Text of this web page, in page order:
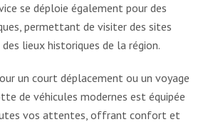
se déploie également pour des
permettant de visiter des sites
lieux historiques de la région.
un court déplacement ou un voyage
de véhicules modernes est équipée
vos attentes, offrant confort et